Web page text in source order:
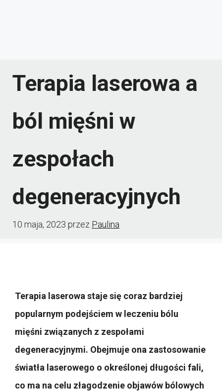
Terapia laserowa a
ból mięśni w
zespołach
degeneracyjnych
10 maja, 2023 przez Paulina
Terapia laserowa staje się coraz bardziej
popularnym podejściem w leczeniu bólu
mięśni związanych z zespołami
degeneracyjnymi. Obejmuje ona zastosowanie
światła laserowego o określonej długości fali,
co ma na celu złagodzenie objawów bólowych